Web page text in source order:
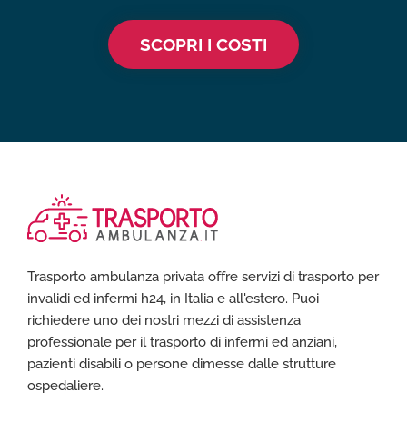
SCOPRI I COSTI
Trasporto ambulanza privata offre servizi di trasporto per
invalidi ed infermi h24, in Italia e all'estero. Puoi
richiedere uno dei nostri mezzi di assistenza
professionale per il trasporto di infermi ed anziani,
pazienti disabili o persone dimesse dalle strutture
ospedaliere.